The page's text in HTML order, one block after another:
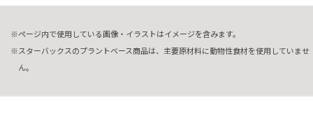
ページ内で使用している画像・イラストはイメージを含みます。
スターバックスのプラントベース商品は、主要原材料に動物性食材を使用していませ
ん。